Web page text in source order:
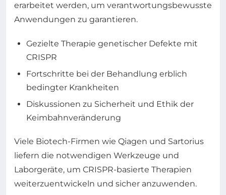
erarbeitet werden, um verantwortungsbewusste
Anwendungen zu garantieren.
Gezielte Therapie genetischer Defekte mit
CRISPR
Fortschritte bei der Behandlung erblich
bedingter Krankheiten
Diskussionen zu Sicherheit und Ethik der
Keimbahnveränderung
Viele Biotech-Firmen wie Qiagen und Sartorius
liefern die notwendigen Werkzeuge und
Laborgeräte, um CRISPR-basierte Therapien
weiterzuentwickeln und sicher anzuwenden.